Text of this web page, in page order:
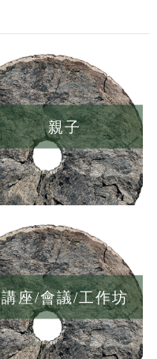
親子
講座/會議/工作坊